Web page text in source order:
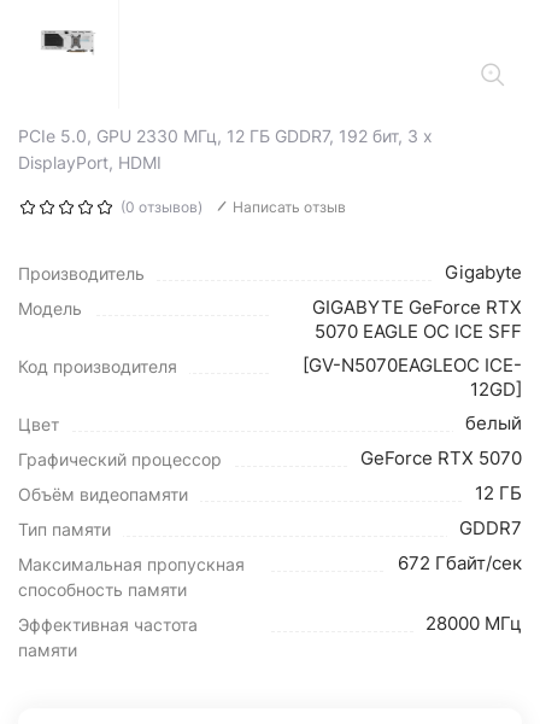
PCIe 5.0, GPU 2330 МГц, 12 ГБ GDDR7, 192 бит, 3 x
DisplayPort, HDMI
(0 отзывов) Написать отзыв
Производитель Gigabyte
Модель
GIGABYTE GeForce RTX
5070 EAGLE OC ICE SFF
Код производителя
[GV-N5070EAGLEOC ICE-
12GD]
Цвет белый
Графический процессор GeForce RTX 5070
Объём видеопамяти 12 ГБ
Тип памяти GDDR7
Максимальная пропускная
способность памяти
672 Гбайт/сек
Эффективная частота
памяти
28000 МГц